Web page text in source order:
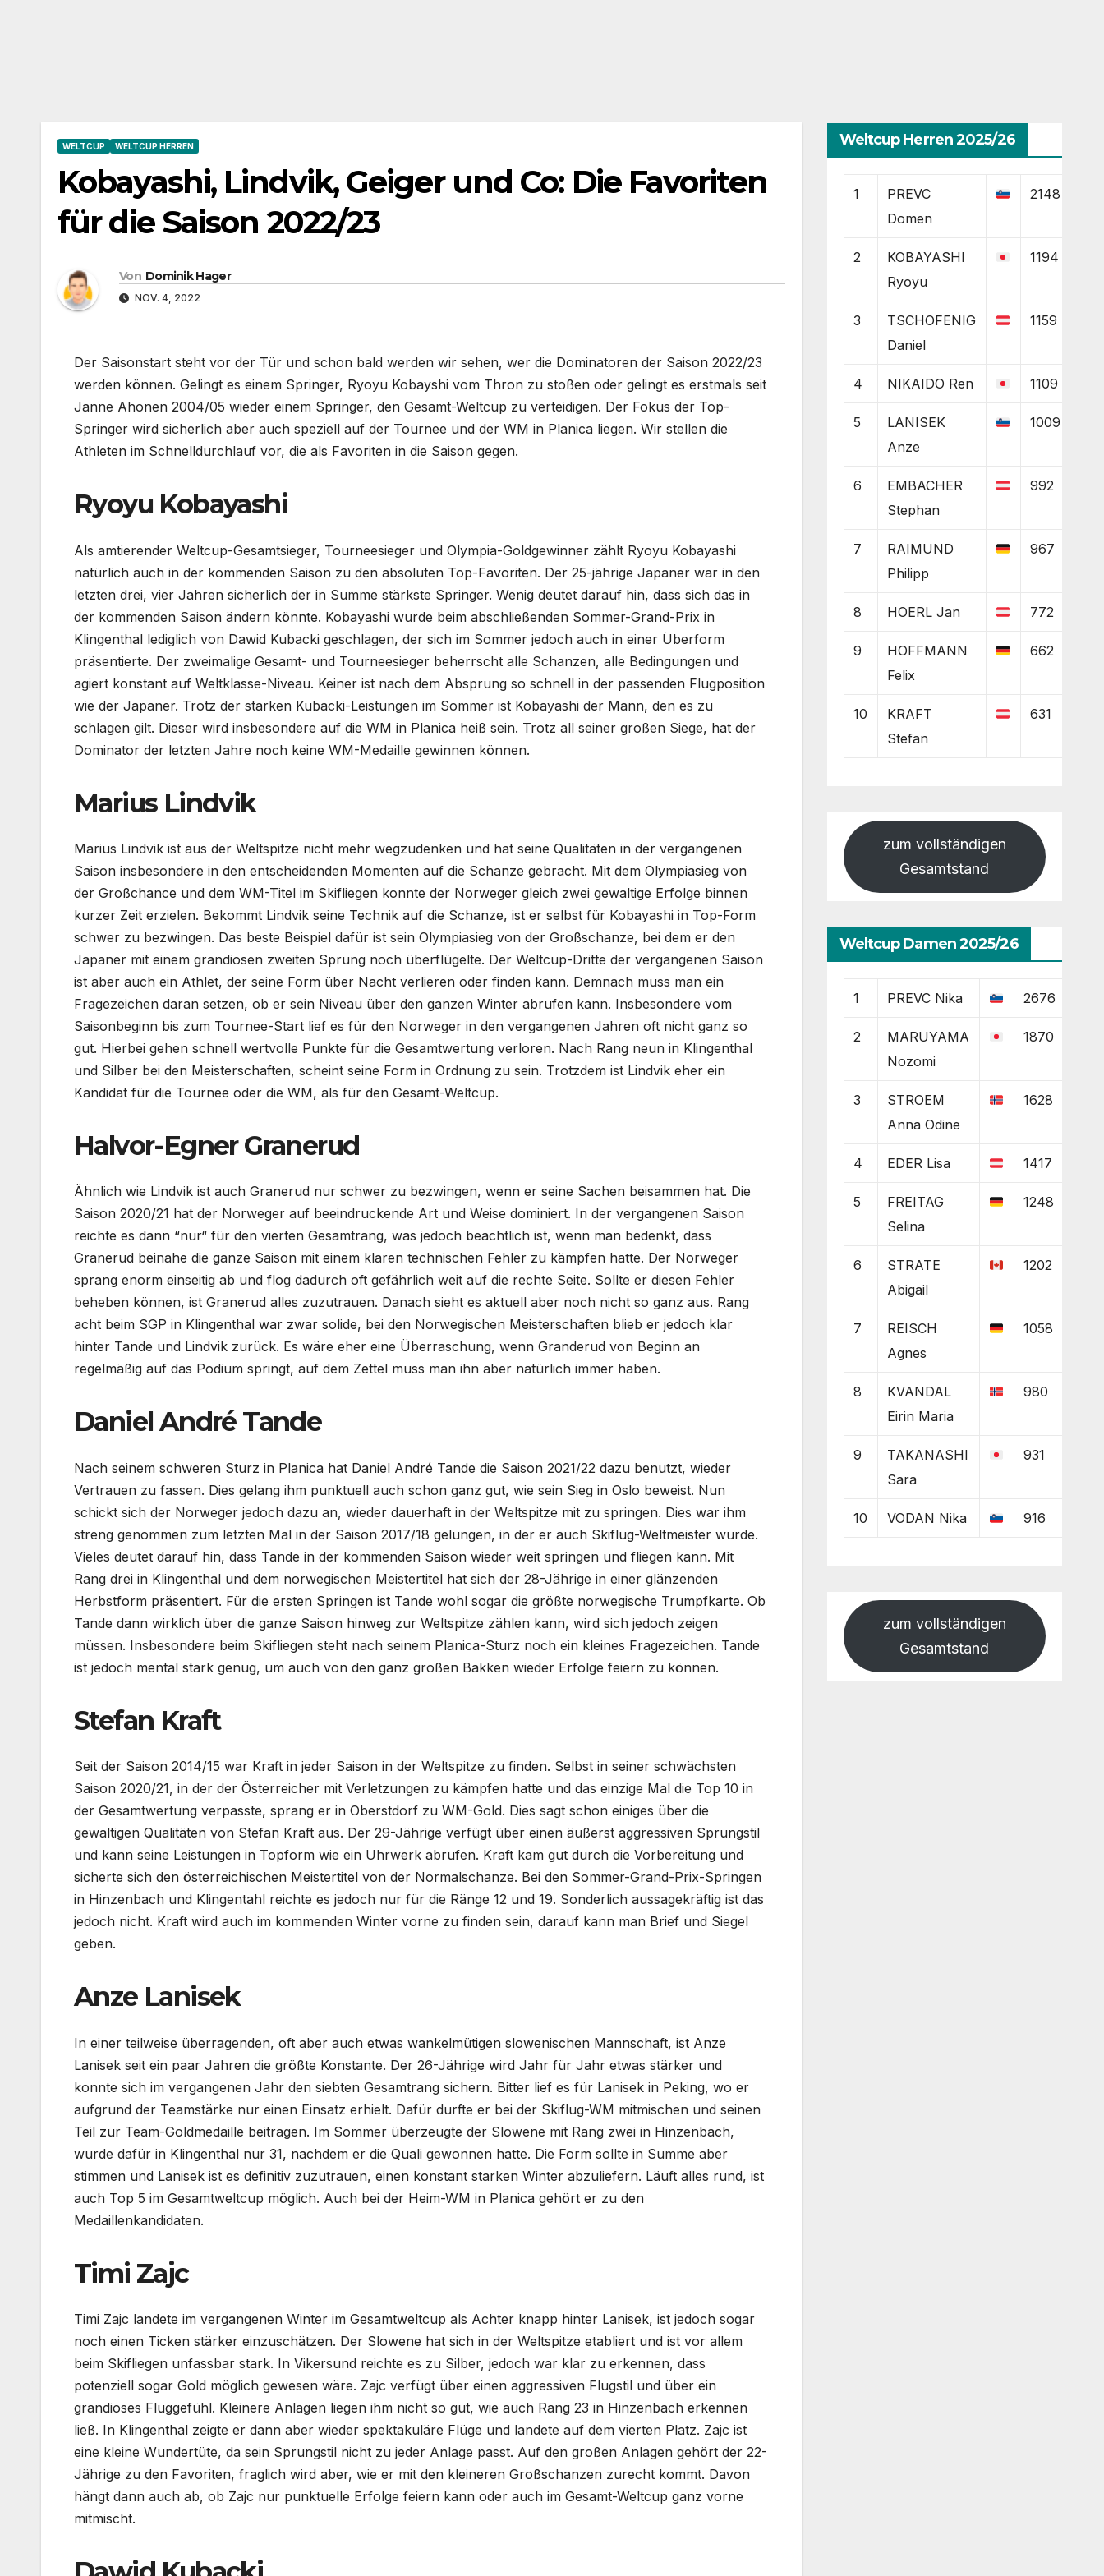
WELTCUP WELTCUP HERREN
Kobayashi, Lindvik, Geiger und Co: Die Favoriten
für die Saison 2022/23
Von Dominik Hager
NOV. 4, 2022
Der Saisonstart steht vor der Tür und schon bald werden wir sehen, wer die Dominatoren der Saison 2022/23
werden können. Gelingt es einem Springer, Ryoyu Kobayshi vom Thron zu stoßen oder gelingt es erstmals seit
Janne Ahonen 2004/05 wieder einem Springer, den Gesamt-Weltcup zu verteidigen. Der Fokus der Top-
Springer wird sicherlich aber auch speziell auf der Tournee und der WM in Planica liegen. Wir stellen die
Athleten im Schnelldurchlauf vor, die als Favoriten in die Saison gegen.
Ryoyu Kobayashi
Als amtierender Weltcup-Gesamtsieger, Tourneesieger und Olympia-Goldgewinner zählt Ryoyu Kobayashi
natürlich auch in der kommenden Saison zu den absoluten Top-Favoriten. Der 25-jährige Japaner war in den
letzten drei, vier Jahren sicherlich der in Summe stärkste Springer. Wenig deutet darauf hin, dass sich das in
der kommenden Saison ändern könnte. Kobayashi wurde beim abschließenden Sommer-Grand-Prix in
Klingenthal lediglich von Dawid Kubacki geschlagen, der sich im Sommer jedoch auch in einer Überform
präsentierte. Der zweimalige Gesamt- und Tourneesieger beherrscht alle Schanzen, alle Bedingungen und
agiert konstant auf Weltklasse-Niveau. Keiner ist nach dem Absprung so schnell in der passenden Flugposition
wie der Japaner. Trotz der starken Kubacki-Leistungen im Sommer ist Kobayashi der Mann, den es zu
schlagen gilt. Dieser wird insbesondere auf die WM in Planica heiß sein. Trotz all seiner großen Siege, hat der
Dominator der letzten Jahre noch keine WM-Medaille gewinnen können.
Marius Lindvik
Marius Lindvik ist aus der Weltspitze nicht mehr wegzudenken und hat seine Qualitäten in der vergangenen
Saison insbesondere in den entscheidenden Momenten auf die Schanze gebracht. Mit dem Olympiasieg von
der Großchance und dem WM-Titel im Skifliegen konnte der Norweger gleich zwei gewaltige Erfolge binnen
kurzer Zeit erzielen. Bekommt Lindvik seine Technik auf die Schanze, ist er selbst für Kobayashi in Top-Form
schwer zu bezwingen. Das beste Beispiel dafür ist sein Olympiasieg von der Großschanze, bei dem er den
Japaner mit einem grandiosen zweiten Sprung noch überflügelte. Der Weltcup-Dritte der vergangenen Saison
ist aber auch ein Athlet, der seine Form über Nacht verlieren oder finden kann. Demnach muss man ein
Fragezeichen daran setzen, ob er sein Niveau über den ganzen Winter abrufen kann. Insbesondere vom
Saisonbeginn bis zum Tournee-Start lief es für den Norweger in den vergangenen Jahren oft nicht ganz so
gut. Hierbei gehen schnell wertvolle Punkte für die Gesamtwertung verloren. Nach Rang neun in Klingenthal
und Silber bei den Meisterschaften, scheint seine Form in Ordnung zu sein. Trotzdem ist Lindvik eher ein
Kandidat für die Tournee oder die WM, als für den Gesamt-Weltcup.
Halvor-Egner Granerud
Ähnlich wie Lindvik ist auch Granerud nur schwer zu bezwingen, wenn er seine Sachen beisammen hat. Die
Saison 2020/21 hat der Norweger auf beeindruckende Art und Weise dominiert. In der vergangenen Saison
reichte es dann “nur“ für den vierten Gesamtrang, was jedoch beachtlich ist, wenn man bedenkt, dass
Granerud beinahe die ganze Saison mit einem klaren technischen Fehler zu kämpfen hatte. Der Norweger
sprang enorm einseitig ab und flog dadurch oft gefährlich weit auf die rechte Seite. Sollte er diesen Fehler
beheben können, ist Granerud alles zuzutrauen. Danach sieht es aktuell aber noch nicht so ganz aus. Rang
acht beim SGP in Klingenthal war zwar solide, bei den Norwegischen Meisterschaften blieb er jedoch klar
hinter Tande und Lindvik zurück. Es wäre eher eine Überraschung, wenn Granderud von Beginn an
regelmäßig auf das Podium springt, auf dem Zettel muss man ihn aber natürlich immer haben.
Daniel André Tande
Nach seinem schweren Sturz in Planica hat Daniel André Tande die Saison 2021/22 dazu benutzt, wieder
Vertrauen zu fassen. Dies gelang ihm punktuell auch schon ganz gut, wie sein Sieg in Oslo beweist. Nun
schickt sich der Norweger jedoch dazu an, wieder dauerhaft in der Weltspitze mit zu springen. Dies war ihm
streng genommen zum letzten Mal in der Saison 2017/18 gelungen, in der er auch Skiflug-Weltmeister wurde.
Vieles deutet darauf hin, dass Tande in der kommenden Saison wieder weit springen und fliegen kann. Mit
Rang drei in Klingenthal und dem norwegischen Meistertitel hat sich der 28-Jährige in einer glänzenden
Herbstform präsentiert. Für die ersten Springen ist Tande wohl sogar die größte norwegische Trumpfkarte. Ob
Tande dann wirklich über die ganze Saison hinweg zur Weltspitze zählen kann, wird sich jedoch zeigen
müssen. Insbesondere beim Skifliegen steht nach seinem Planica-Sturz noch ein kleines Fragezeichen. Tande
ist jedoch mental stark genug, um auch von den ganz großen Bakken wieder Erfolge feiern zu können.
Stefan Kraft
Seit der Saison 2014/15 war Kraft in jeder Saison in der Weltspitze zu finden. Selbst in seiner schwächsten
Saison 2020/21, in der der Österreicher mit Verletzungen zu kämpfen hatte und das einzige Mal die Top 10 in
der Gesamtwertung verpasste, sprang er in Oberstdorf zu WM-Gold. Dies sagt schon einiges über die
gewaltigen Qualitäten von Stefan Kraft aus. Der 29-Jährige verfügt über einen äußerst aggressiven Sprungstil
und kann seine Leistungen in Topform wie ein Uhrwerk abrufen. Kraft kam gut durch die Vorbereitung und
sicherte sich den österreichischen Meistertitel von der Normalschanze. Bei den Sommer-Grand-Prix-Springen
in Hinzenbach und Klingentahl reichte es jedoch nur für die Ränge 12 und 19. Sonderlich aussagekräftig ist das
jedoch nicht. Kraft wird auch im kommenden Winter vorne zu finden sein, darauf kann man Brief und Siegel
geben.
Anze Lanisek
In einer teilweise überragenden, oft aber auch etwas wankelmütigen slowenischen Mannschaft, ist Anze
Lanisek seit ein paar Jahren die größte Konstante. Der 26-Jährige wird Jahr für Jahr etwas stärker und
konnte sich im vergangenen Jahr den siebten Gesamtrang sichern. Bitter lief es für Lanisek in Peking, wo er
aufgrund der Teamstärke nur einen Einsatz erhielt. Dafür durfte er bei der Skiflug-WM mitmischen und seinen
Teil zur Team-Goldmedaille beitragen. Im Sommer überzeugte der Slowene mit Rang zwei in Hinzenbach,
wurde dafür in Klingenthal nur 31, nachdem er die Quali gewonnen hatte. Die Form sollte in Summe aber
stimmen und Lanisek ist es definitiv zuzutrauen, einen konstant starken Winter abzuliefern. Läuft alles rund, ist
auch Top 5 im Gesamtweltcup möglich. Auch bei der Heim-WM in Planica gehört er zu den
Medaillenkandidaten.
Timi Zajc
Timi Zajc landete im vergangenen Winter im Gesamtweltcup als Achter knapp hinter Lanisek, ist jedoch sogar
noch einen Ticken stärker einzuschätzen. Der Slowene hat sich in der Weltspitze etabliert und ist vor allem
beim Skifliegen unfassbar stark. In Vikersund reichte es zu Silber, jedoch war klar zu erkennen, dass
potenziell sogar Gold möglich gewesen wäre. Zajc verfügt über einen aggressiven Flugstil und über ein
grandioses Fluggefühl. Kleinere Anlagen liegen ihm nicht so gut, wie auch Rang 23 in Hinzenbach erkennen
ließ. In Klingenthal zeigte er dann aber wieder spektakuläre Flüge und landete auf dem vierten Platz. Zajc ist
eine kleine Wundertüte, da sein Sprungstil nicht zu jeder Anlage passt. Auf den großen Anlagen gehört der 22-
Jährige zu den Favoriten, fraglich wird aber, wie er mit den kleineren Großschanzen zurecht kommt. Davon
hängt dann auch ab, ob Zajc nur punktuelle Erfolge feiern kann oder auch im Gesamt-Weltcup ganz vorne
mitmischt.
Weltcup Herren 2025/26
1
PREVC
Domen
2148
2
KOBAYASHI
Ryoyu
1194
3
TSCHOFENIG
Daniel
1159
4 NIKAIDO Ren 1109
5
LANISEK
Anze
1009
6
EMBACHER
Stephan
992
7
RAIMUND
Philipp
967
8 HOERL Jan 772
9
HOFFMANN
Felix
662
10
KRAFT
Stefan
631
zum vollständigen
Gesamtstand
Weltcup Damen 2025/26
1 PREVC Nika 2676
2
MARUYAMA
Nozomi
1870
3
STROEM
Anna Odine
1628
4 EDER Lisa 1417
5
FREITAG
Selina
1248
6
STRATE
Abigail
1202
7
REISCH
Agnes
1058
8
KVANDAL
Eirin Maria
980
9
TAKANASHI
Sara
931
10 VODAN Nika 916
zum vollständigen
Gesamtstand